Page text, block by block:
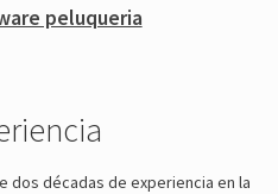
peluqueria
dos décadas de experiencia en la